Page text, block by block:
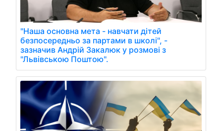
"Наша основна мета - навчати дітей
безпосередньо за партами в школі", -
зазначив Андрій Закалюк у розмові з
"Львівською Поштою".